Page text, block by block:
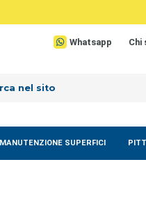
Whatsapp Chi
MANUTENZIONE SUPERFICI